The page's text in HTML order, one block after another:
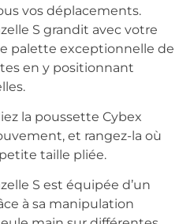
vos déplacements.
S grandit avec votre
palette exceptionnelle de
en y positionnant
la poussette Cybex
et rangez-la où
taille pliée.
S est équipée d’un
à sa manipulation